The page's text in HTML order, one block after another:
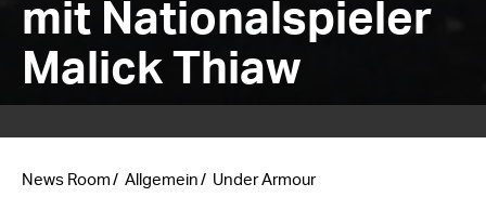
mit Nationalspieler
Malick Thiaw
News Room Allgemein Under Armour